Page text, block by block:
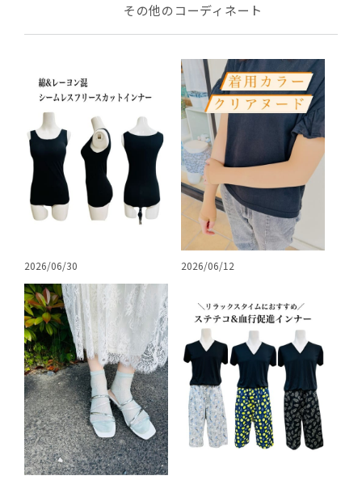
その他のコーディネート
2026/06/30 2026/06/12